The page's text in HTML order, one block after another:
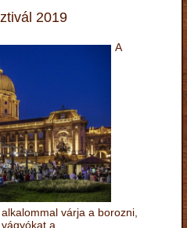
2019
A
várja a borozni,
a